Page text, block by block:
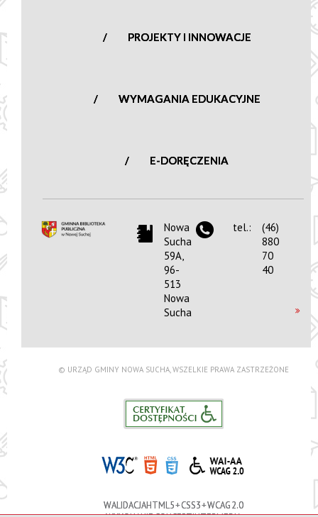
PROJEKTY I INNOWACJE
WYMAGANIA EDUKACYJNE
E-DORĘCZENIA
Nowa
Sucha
59A,
96-
513
Nowa
Sucha
tel.:
(46)
880
70
40
© URZĄD GMINY NOWA SUCHA, WSZELKIE PRAWA ZASTRZEŻONE
WALIDACJA HTML5 + CSS3 + WCAG 2.0